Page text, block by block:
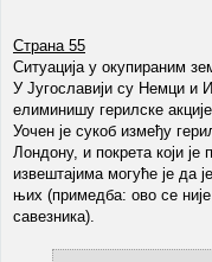
Страна 55
Ситуација у окупираним
У Југославији су Немци и
елиминишу герилске
Уочен је сукоб између
Лондону, и покрета који
извештајима могуће је да
њих (примедба: ово се
савезника).